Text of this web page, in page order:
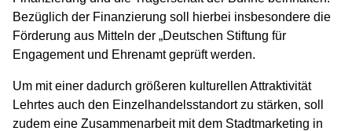
Bezüglich der Finanzierung soll hierbei insbesondere die
Förderung aus Mitteln der „Deutschen Stiftung für
Engagement und Ehrenamt geprüft werden.
Um mit einer dadurch größeren kulturellen Attraktivität
Lehrtes auch den Einzelhandelsstandort zu stärken, soll
zudem eine Zusammenarbeit mit dem Stadtmarketing in